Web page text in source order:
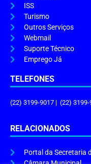
ISS
Turismo
Outros Serviços
Webmail
Suporte Técnico
Emprego Já
TELEFONES
(22) 3199-9017 | (22)
RELACIONADOS
Portal da Secretaria